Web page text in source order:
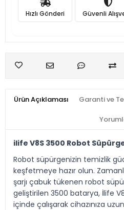
Hızlı Gönderi Güvenli
Ürün Açıklaması Garanti ve
ilife V8S 3500 Robot
Robot süpürgenizin temizlik
keşfetmeye hazır olun.
şarjı çabuk tükenen robot
geliştirilen 3500 batarya, İlife
içinde çalışarak cihazınıza